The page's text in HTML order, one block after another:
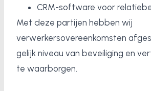
CRM-software voor
Met deze partijen hebben wij
verwerkersovereenkomsten
gelijk niveau van beveiliging en
te waarborgen.